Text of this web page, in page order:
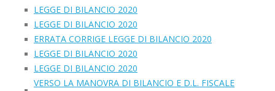
LEGGE DI BILANCIO 2020
LEGGE DI BILANCIO 2020
ERRATA CORRIGE LEGGE DI BILANCIO 2020
LEGGE DI BILANCIO 2020
LEGGE DI BILANCIO 2020
VERSO LA MANOVRA DI BILANCIO E D.L. FISCALE